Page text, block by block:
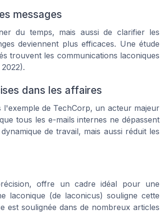
messages
du temps, mais aussi de clarifier les
deviennent plus efficaces. Une étude
trouvent les communications laconiques
dans les affaires
de TechCorp, un acteur majeur
tous les e-mails internes ne dépassent
de travail, mais aussi réduit les
offre un cadre idéal pour une
laconique (de laconicus) souligne cette
est soulignée dans de nombreux articles